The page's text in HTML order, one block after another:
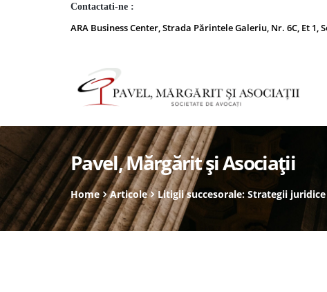
Contactati-ne :
ARA Business Center, Strada Părintele Galeriu, Nr. 6C, Et 1,
Pavel, Mărgărit și Asociații
Home Articole Litigii succesorale: Strategii